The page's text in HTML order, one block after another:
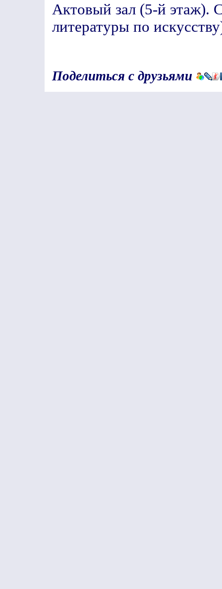
Актовый зал (5-й этаж).
литературы по
Поделиться с друзьями